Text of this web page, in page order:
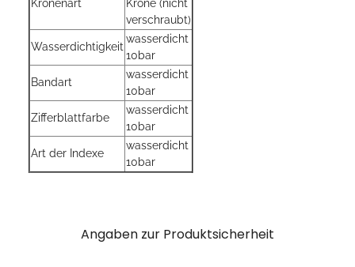
Kronenart
Krone (nicht
verschraubt)
Wasserdichtigkeit
wasserdicht
10bar
Bandart
wasserdicht
10bar
Zifferblattfarbe
wasserdicht
10bar
Art der Indexe
wasserdicht
10bar
Angaben zur Produktsicherheit